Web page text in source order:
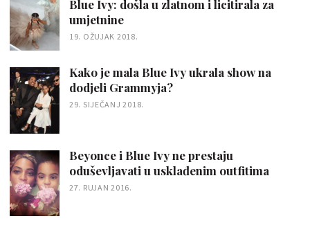
Blue Ivy: došla u zlatnom i licitirala za
umjetnine
19. OŽUJAK 2018.
Kako je mala Blue Ivy ukrala show na
dodjeli Grammyja?
29. SIJEČANJ 2018.
Beyonce i Blue Ivy ne prestaju
oduševljavati u usklađenim outfitima
27. RUJAN 2016.